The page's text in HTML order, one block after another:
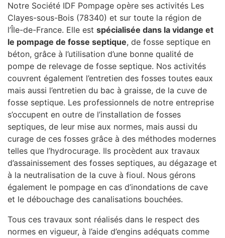
Notre Société IDF Pompage opère ses activités Les
Clayes-sous-Bois (78340) et sur toute la région de
l’Île-de-France. Elle est spécialisée dans la vidange et
le pompage de fosse septique, de fosse septique en
béton, grâce à l’utilisation d’une bonne qualité de
pompe de relevage de fosse septique. Nos activités
couvrent également l’entretien des fosses toutes eaux
mais aussi l’entretien du bac à graisse, de la cuve de
fosse septique. Les professionnels de notre entreprise
s’occupent en outre de l’installation de fosses
septiques, de leur mise aux normes, mais aussi du
curage de ces fosses grâce à des méthodes modernes
telles que l’hydrocurage. Ils procèdent aux travaux
d’assainissement des fosses septiques, au dégazage et
à la neutralisation de la cuve à fioul. Nous gérons
également le pompage en cas d’inondations de cave
et le débouchage des canalisations bouchées.
Tous ces travaux sont réalisés dans le respect des
normes en vigueur, à l’aide d’engins adéquats comme